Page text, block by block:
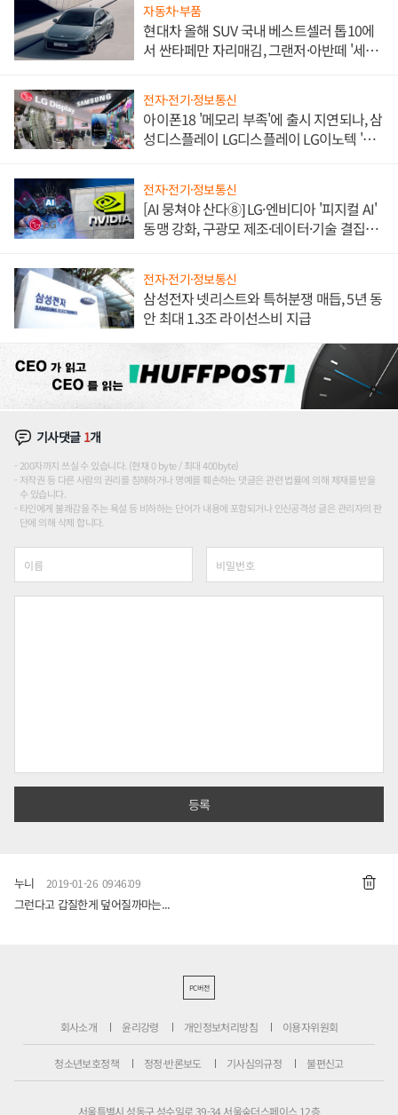
자동차·부품
현대차 올해 SUV 국내 베스트셀러 톱10에
서 싼타페만 자리매김, 그랜저·아반떼 '세단
전자·전기·정보통신
아이폰18 '메모리 부족'에 출시 지연되나, 삼
성디스플레이 LG디스플레이 LG이노텍 '탈
전자·전기·정보통신
[AI 뭉쳐야 산다⑧] LG·엔비디아 '피지컬 AI'
동맹 강화, 구광모 제조·데이터·기술 결집
전자·전기·정보통신
삼성전자 넷리스트와 특허분쟁 매듭, 5년 동
안 최대 1.3조 라이선스비 지급
기사댓글 1개
200자까지 쓰실 수 있습니다. (현재 0 byte / 최대 400byte)
저작권 등 다른 사람의 권리를 침해하거나 명예를 훼손하는 댓글은 관련 법률에 의해 제재를 받을
수 있습니다.
타인에게 불쾌감을 주는 욕설 등 비하하는 단어가 내용에 포함되거나 인신공격성 글은 관리자의 판
단에 의해 삭제 합니다.
누니 2019-01-26 09:46:09
그런다고 갑질한게 덮어질까마는...
PC버전
회사소개 윤리강령 개인정보처리방침 이용자위원회
청소년보호정책 정정·반론보도 기사심의규정 불편신고
서울특별시 성동구 성수일로 39-34 서울숲더스페이스 12층